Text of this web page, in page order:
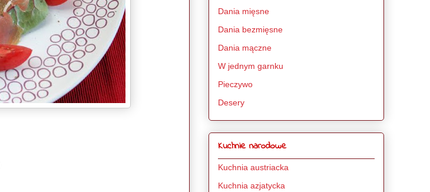
Dania mięsne
Dania bezmięsne
Dania mączne
W jednym garnku
Pieczywo
Desery
Kuchnie narodowe
Kuchnia austriacka
Kuchnia azjatycka